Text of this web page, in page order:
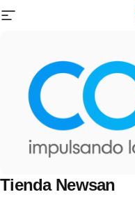
Navegación
Tienda Newsan